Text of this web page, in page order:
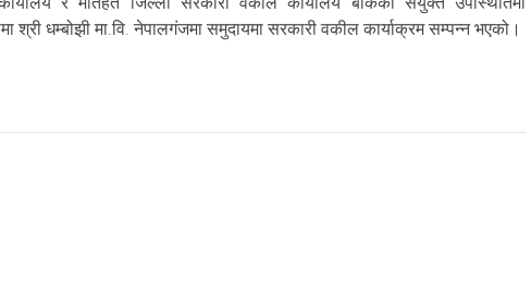
श्री धम्बोझी मा.वि. नेपालगंजमा समुदायमा सरकारी वकील कार्याक्रम सम्पन्न भएको।